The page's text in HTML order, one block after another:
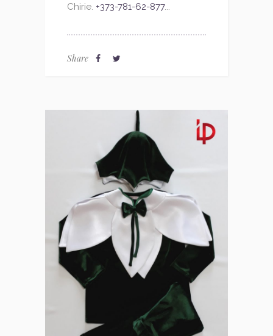
Chirie. +373-781-62-877...
Share